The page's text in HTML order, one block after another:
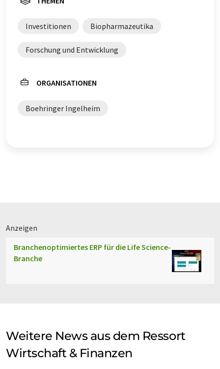
Investitionen Biopharmazeutika
Forschung und Entwicklung
ORGANISATIONEN
Boehringer Ingelheim
Anzeigen
Branchenoptimiertes ERP für die Life Science-
Branche
Weitere News aus dem Ressort
Wirtschaft & Finanzen